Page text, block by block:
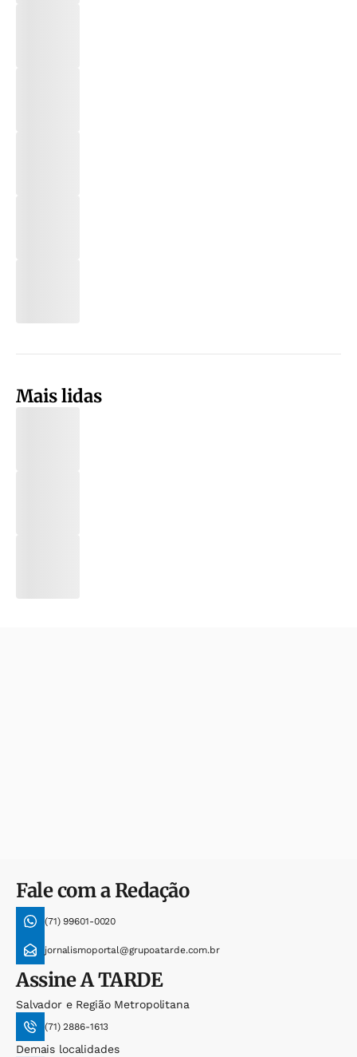
Mais lidas
Fale com a Redação
(71) 99601-0020
jornalismoportal@grupoatarde.com.br
AssineA TARDE
Salvador e Região Metropolitana
(71) 2886-1613
Demais localidades